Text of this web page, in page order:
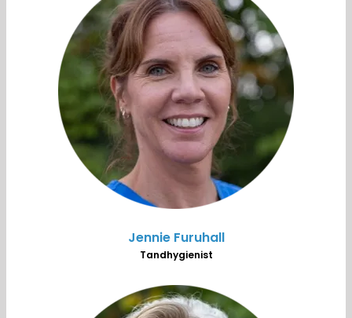
Jennie Furuhall
Tandhygienist